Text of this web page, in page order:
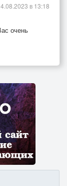
очень
в 13:18